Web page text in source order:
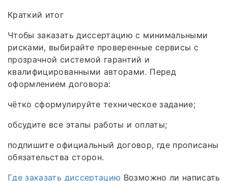
Краткий итог
Чтобы заказать диссертацию с минимальными
рисками, выбирайте проверенные сервисы с
прозрачной системой гарантий и
квалифицированными авторами. Перед
оформлением договора:
чётко сформулируйте техническое задание;
обсудите все этапы работы и оплаты;
подпишите официальный договор, где прописаны
обязательства сторон.
Где заказать диссертацию Возможно ли написать